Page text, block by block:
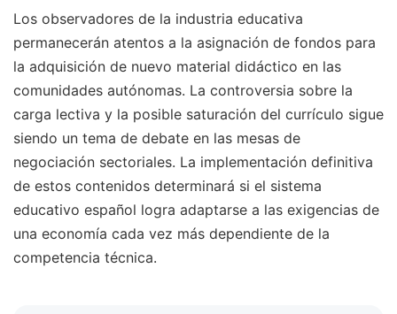
Los observadores de la industria educativa
permanecerán atentos a la asignación de fondos para
la adquisición de nuevo material didáctico en las
comunidades autónomas. La controversia sobre la
carga lectiva y la posible saturación del currículo sigue
siendo un tema de debate en las mesas de
negociación sectoriales. La implementación definitiva
de estos contenidos determinará si el sistema
educativo español logra adaptarse a las exigencias de
una economía cada vez más dependiente de la
competencia técnica.